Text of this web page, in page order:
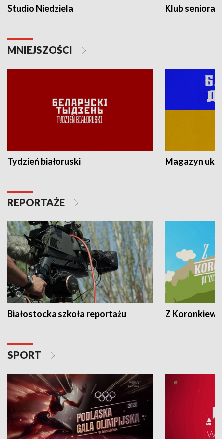
Studio Niedziela Klub seniora
MNIEJSZOŚCI
Tydzień białoruski Magazyn
REPORTAŻE
Białostocka szkoła reportażu Z
SPORT